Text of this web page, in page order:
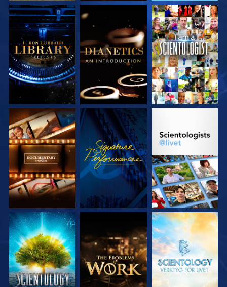
UTFORSKA
SERIEN
UTFORSKA
SERIEN
TITTA
UTFORSKA
SERIEN
TITTA
UTFORSKA
UTFORSKA
SERIEN
UTFORSKA
SERIEN
UTFORSKA
SERIEN